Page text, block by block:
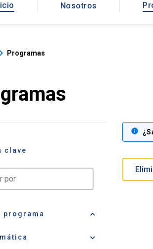
Nosotros
Programas
clave
programa keyboard_arrow_up
keyboard_arrow_down
info